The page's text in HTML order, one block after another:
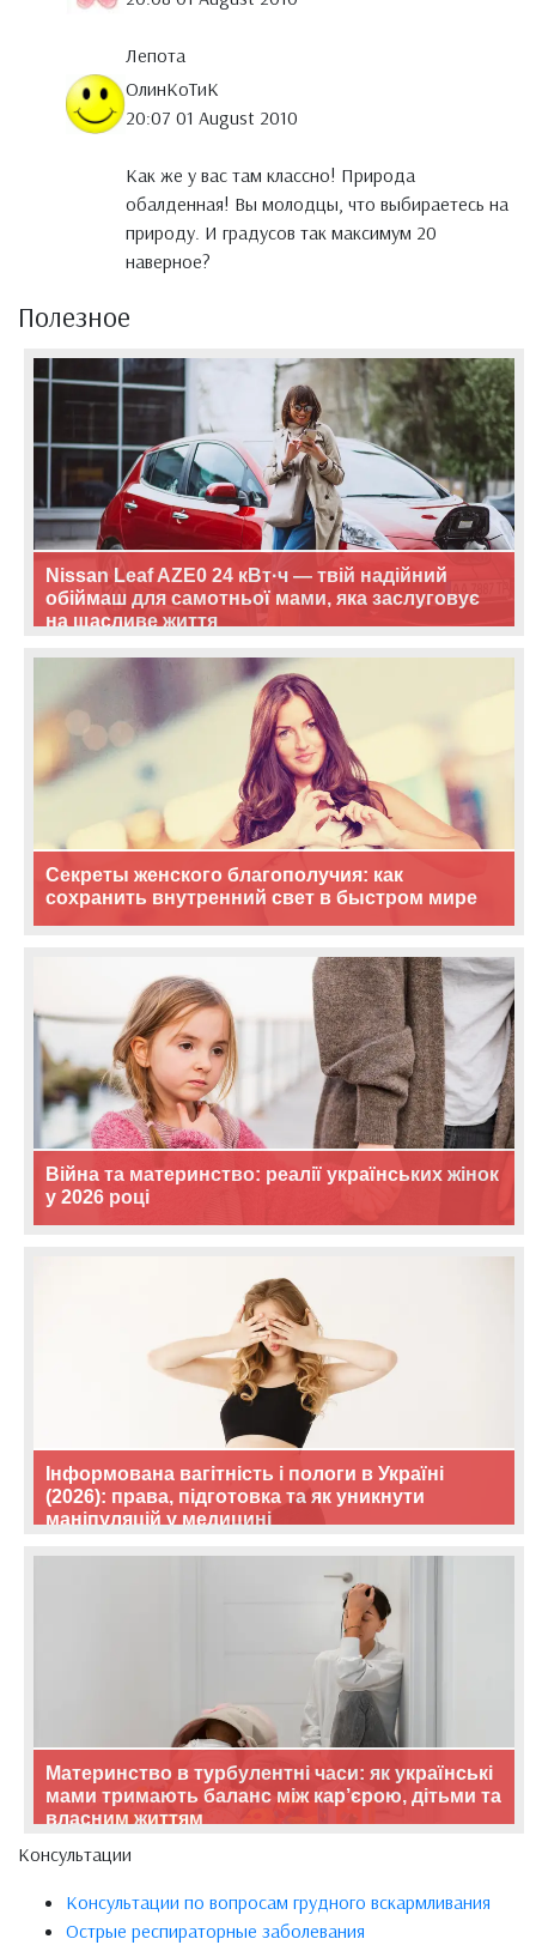
Лепота
ОлинКоТиК
20:07 01 August 2010
Как же у вас там классно! Природа
обалденная! Вы молодцы, что выбираетесь на
природу. И градусов так максимум 20
наверное?
Полезное
Nissan Leaf AZE0 24 кВт·ч — твій надійний
обіймаш для самотньої мами, яка заслуговує
на щасливе життя
Секреты женского благополучия: как
сохранить внутренний свет в быстром мире
Війна та материнство: реалії українських жінок
у 2026 році
Інформована вагітність і пологи в Україні
(2026): права, підготовка та як уникнути
маніпуляцій у медицині
Материнство в турбулентні часи: як українські
мами тримають баланс між кар’єрою, дітьми та
власним життям
Консультации
Консультации по вопросам грудного вскармливания
Острые респираторные заболевания